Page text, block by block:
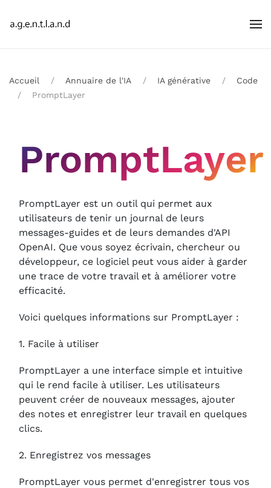
Accueil Annuaire de l'IA IA générative
Code
PromptLayer
PromptLayer
PromptLayer est un outil qui permet aux
utilisateurs de tenir un journal de leurs
messages-guides et de leurs demandes d'API
OpenAI. Que vous soyez écrivain, chercheur ou
développeur, ce logiciel peut vous aider à garder
une trace de votre travail et à améliorer votre
efficacité.
Voici quelques informations sur PromptLayer :
1. Facile à utiliser
PromptLayer a une interface simple et intuitive
qui le rend facile à utiliser. Les utilisateurs
peuvent créer de nouveaux messages, ajouter
des notes et enregistrer leur travail en quelques
clics.
2. Enregistrez vos messages
PromptLayer vous permet d'enregistrer tous vos